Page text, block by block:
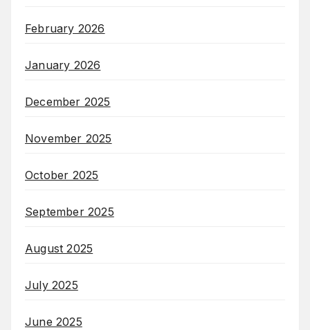
February 2026
January 2026
December 2025
November 2025
October 2025
September 2025
August 2025
July 2025
June 2025